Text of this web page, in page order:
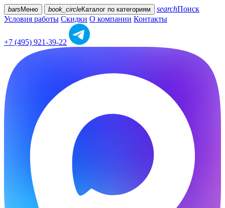
bars Меню book_circleКаталог по категориям searchПоиск
Условия работы Скидки О компании Контакты
+7 (495) 921-39-22